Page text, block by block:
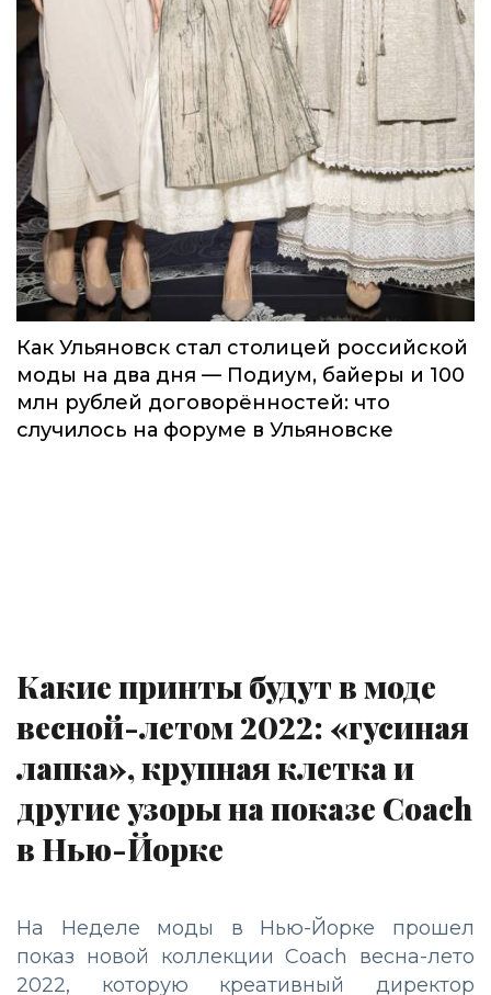
Как Ульяновск стал столицей российской
моды на два дня — Подиум, байеры и 100
млн рублей договорённостей: что
случилось на форуме в Ульяновске
Какие принты будут в моде
весной-летом 2022: «гусиная
лапка», крупная клетка и
другие узоры на показе Coach
в Нью-Йорке
На Неделе моды в Нью-Йорке прошел
показ новой коллекции Coach весна-лето
2022, которую креативный директор